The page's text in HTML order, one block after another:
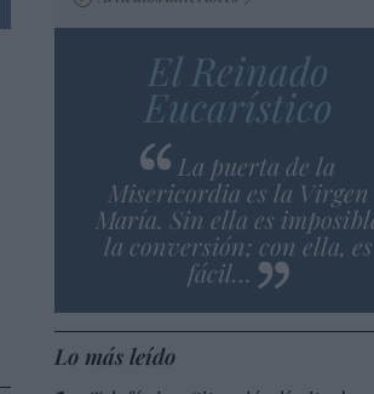
El Reinado
Eucarístico
La puerta de la
Misericordia es la Virgen
María. Sin ella es
la conversión; con ella, es
fácil…
Lo más leído